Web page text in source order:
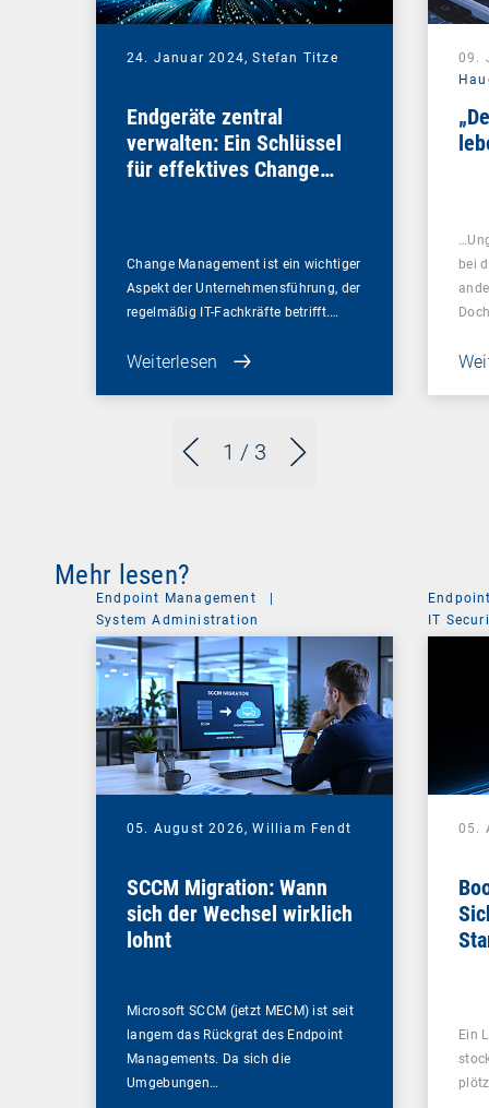
1 / 3
24. Januar 2024,Stefan Titze
Endgeräte zentral
verwalten: Ein Schlüssel
für effektives Change
Change Management ist ein wichtiger
Aspekt der Unternehmensführung, der
regelmäßig IT-Fachkräfte betrifft.…
Weiterlesen
09.
bei
Mehr lesen?
Endpoint Management
System Administration
05. August 2026,William Fendt
SCCM Migration: Wann
sich der Wechsel wirklich
lohnt
Microsoft SCCM (jetzt MECM) ist seit
langem das Rückgrat des Endpoint
Managements. Da sich die
Umgebungen…
IT
05.
Ein